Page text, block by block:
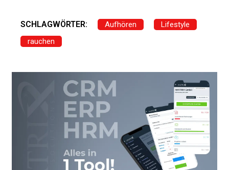
SCHLAGWÖRTER: Aufhören
Lifestyle
rauchen